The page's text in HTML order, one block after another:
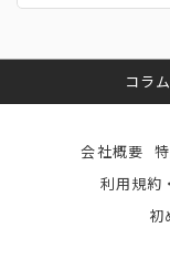
て頂いてます。
コラム
会社概要
利用規約
初